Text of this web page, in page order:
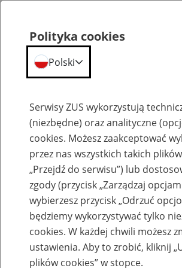
Szkolenia
Zaproś ZUS do siebie:
Polityka cookies
Polski
Serwisy ZUS wykorzystują
(niezbędne) oraz analityczne
cookies. Możesz zaakceptować
przez nas wszystkich takich
„Przejdź do serwisu”) lub
zgody (przycisk „Zarządzaj
wybierzesz przycisk „Odrzuć
będziemy wykorzystywać tylko
cookies. W każdej chwili możesz
ustawienia. Aby to zrobić, kliknij
plików cookies” w stopce.